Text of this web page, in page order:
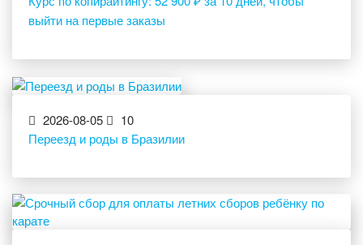
выйти на первые заказы
2026-08-05
10
Переезд и роды в Бразилии